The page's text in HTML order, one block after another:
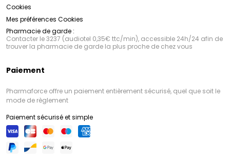
Cookies
Mes préférences Cookies
Pharmacie de garde :
Contacter le 3237 (audiotel 0,35€ ttc/min), accessible 24h/24 afin de
trouver la pharmacie de garde la plus proche de chez vous
Paiement
Pharmaforce offre un paiement entièrement sécurisé, quel que soit le
mode de règlement
Paiement sécurisé et simple